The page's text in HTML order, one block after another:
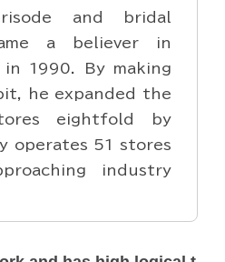
and bridal
a believer in
in 1990. By making
he expanded the
eightfold by
operates 51 stores
industry